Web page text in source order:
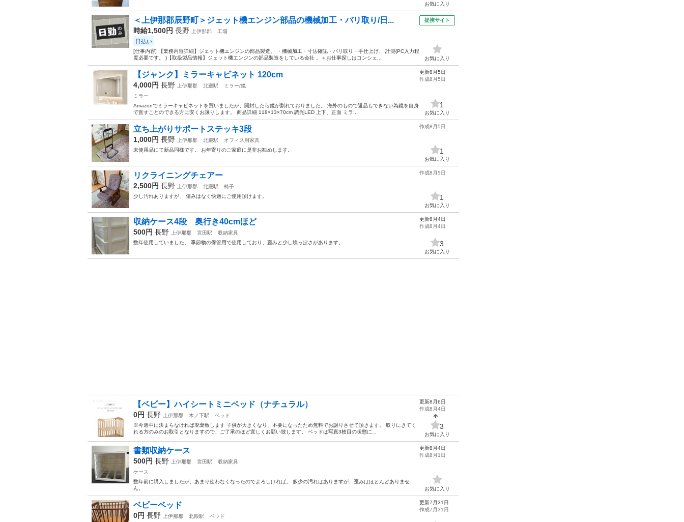
お気に入り
＜上伊那郡辰野町＞ジェット機エンジン部品の機械加工・バリ取り/日...
時給1,500円 長野 上伊那郡 工場
日払い
[仕事内容] 【業務内容詳細】ジェット機エンジンの部品製造。 ・機械加工・寸法確認・バリ取り・手仕上げ、 計測(PC入力程
度必要です。 )【取扱製品情報】ジェット機エンジンの部品製造をしている会社 。＋お仕事探しはコンシェ...
提携サイト
お気に入り
【ジャンク】ミラーキャビネット 120cm
4,000円 長野 上伊那郡 北殿駅
ミラー/鏡
ミラー
Amazonでミラーキャビネットを買いましたが、開封したら鏡が割れておりました。 海外のもので返品もできない為鏡を自身
で直すことのできる方に安くお譲りします。 商品詳細 118×13×70cm 調光LED 上下、正面 ミラ...
更新8月5日
作成8月5日
1
お気に入り
立ち上がりサポートステッキ3段
1,000円 長野 上伊那郡 北殿駅
オフィス用家具
未使用品にて新品同様です。 お年寄りのご家庭に是非お勧めします。
作成8月5日
1
お気に入り
リクライニングチェアー
2,500円 長野 上伊那郡 北殿駅
椅子
少し汚れありますが、 傷みはなく快適にご使用頂けます。
作成8月5日
1
お気に入り
収納ケース4段 奥行き40cmほど
500円 長野 上伊那郡 宮田駅
収納家具
数年使用していました。 季節物の保管用で使用しており、歪みと少し埃っぽさがあります。
更新8月4日
作成8月4日
3
お気に入り
【ベビー】ハイシートミニベッド（ナチュラル）
0円 長野 上伊那郡 木ノ下駅
ベッド
※今週中に決まらなければ廃棄致します 子供が大きくなり、不要になったため無料でお譲りさせて頂きます。 取りにきてく
れる方のみのお取引となりますので、ご了承のほど宜しくお願い致します。 ベッドは写真3枚目の状態に...
更新8月6日
作成8月4日
3
お気に入り
書類収納ケース
500円 長野 上伊那郡 宮田駅
収納家具
ケース
数年前に購入しましたが、あまり使わなくなったのでよろしければ。 多少の汚れはありますが、歪みはほとんどありませ
ん。
更新8月4日
作成8月1日
お気に入り
ベビーベッド
0円 長野 上伊那郡 北殿駅
ベッド
更新7月31日
作成7月31日